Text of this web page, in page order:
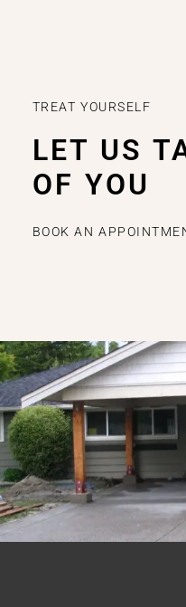
TREAT YOURSELF
LET US
OF YOU
BOOK AN